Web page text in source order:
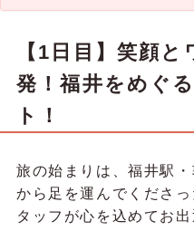
【1日目】笑顔
発！福井をめぐ
ト！
旅の始まりは、福井駅
から足を運んでくださ
タッフが心を込めてお出